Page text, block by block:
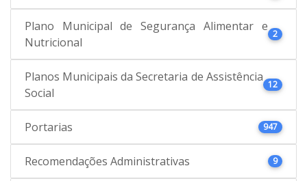
Plano Municipal de Segurança Alimentar e
Nutricional
2
Planos Municipais da Secretaria de Assistência
Social
12
Portarias 947
Recomendações Administrativas 9